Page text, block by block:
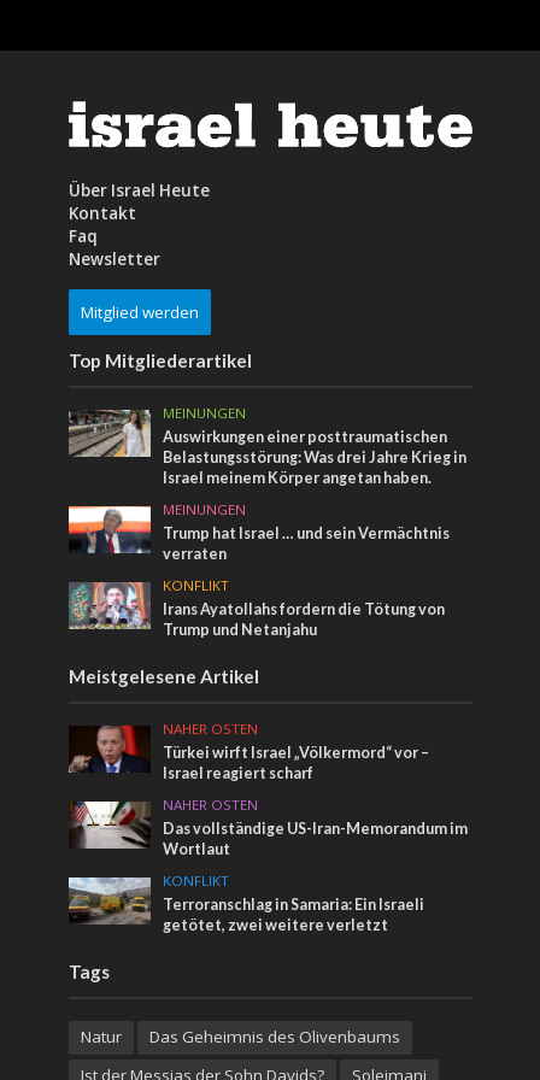
Über Israel Heute
Kontakt
Faq
Newsletter
Mitglied werden
Top Mitgliederartikel
MEINUNGEN
Auswirkungen einer posttraumatischen
Belastungsstörung: Was drei Jahre Krieg in
Israel meinem Körper angetan haben.
MEINUNGEN
Trump hat Israel … und sein Vermächtnis
verraten
KONFLIKT
Irans Ayatollahs fordern die Tötung von
Trump und Netanjahu
Meistgelesene Artikel
NAHER OSTEN
Türkei wirft Israel „Völkermord“ vor –
Israel reagiert scharf
NAHER OSTEN
Das vollständige US-Iran-Memorandum im
Wortlaut
KONFLIKT
Terroranschlag in Samaria: Ein Israeli
getötet, zwei weitere verletzt
Tags
Natur
Das Geheimnis des Olivenbaums
Ist der Messias der Sohn Davids?
Soleimani